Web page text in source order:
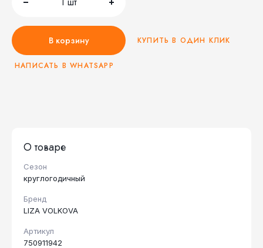
В корзину КУПИТЬ В ОДИН КЛИК
НАПИСАТЬ В WHATSAPP
О товаре
Сезон
круглогодичный
Бренд
LIZA VOLKOVA
Артикул
750911942